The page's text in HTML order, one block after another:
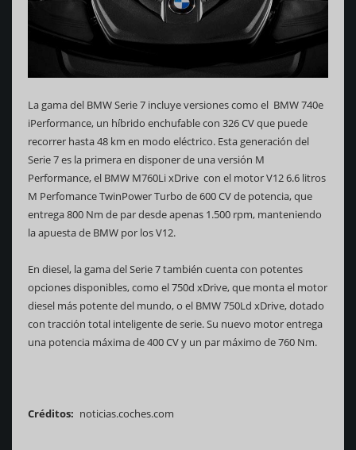
La gama del BMW Serie 7 incluye versiones como el BMW 740e
iPerformance, un híbrido enchufable con 326 CV que puede
recorrer hasta 48 km en modo eléctrico. Esta generación del
Serie 7 es la primera en disponer de una versión M
Performance, el BMW M760Li xDrive con el motor V12 6.6 litros
M Perfomance TwinPower Turbo de 600 CV de potencia, que
entrega 800 Nm de par desde apenas 1.500 rpm, manteniendo
la apuesta de BMW por los V12.
En diesel, la gama del Serie 7 también cuenta con potentes
opciones disponibles, como el 750d xDrive, que monta el motor
diesel más potente del mundo, o el BMW 750Ld xDrive, dotado
con tracción total inteligente de serie. Su nuevo motor entrega
una potencia máxima de 400 CV y un par máximo de 760 Nm.
Créditos noticias.coches.com